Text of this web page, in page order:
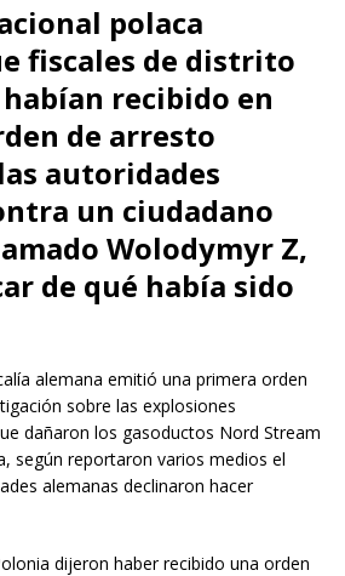
polaca
fiscales de distrito
recibido en
de arresto
autoridades
un ciudadano
Wolodymyr Z,
de qué había sido
alemana emitió una primera orden
sobre las explosiones
dañaron los gasoductos Nord Stream
según reportaron varios medios el
alemanas declinaron hacer
dijeron haber recibido una orden